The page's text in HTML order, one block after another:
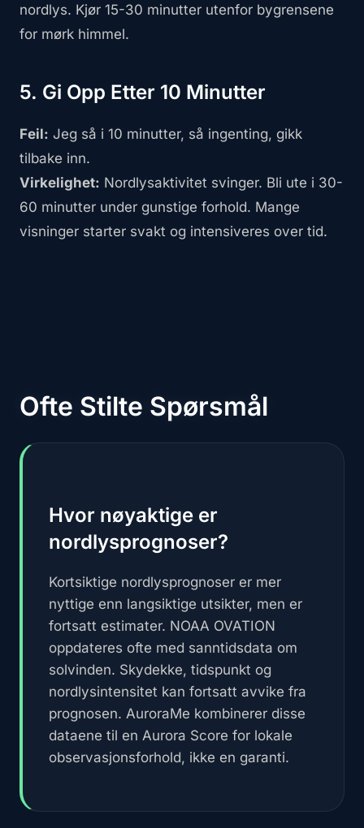
nordlys. Kjør 15-30 minutter utenfor bygrensene
for mørk himmel.
5. Gi Opp Etter 10 Minutter
Feil: Jeg så i 10 minutter, så ingenting, gikk
tilbake inn.
Virkelighet: Nordlysaktivitet svinger. Bli ute i 30-
60 minutter under gunstige forhold. Mange
visninger starter svakt og intensiveres over tid.
Ofte Stilte Spørsmål
Hvor nøyaktige er
nordlysprognoser?
Kortsiktige nordlysprognoser er mer
nyttige enn langsiktige utsikter, men er
fortsatt estimater. NOAA OVATION
oppdateres ofte med sanntidsdata om
solvinden. Skydekke, tidspunkt og
nordlysintensitet kan fortsatt avvike fra
prognosen. AuroraMe kombinerer disse
dataene til en Aurora Score for lokale
observasjonsforhold, ikke en garanti.